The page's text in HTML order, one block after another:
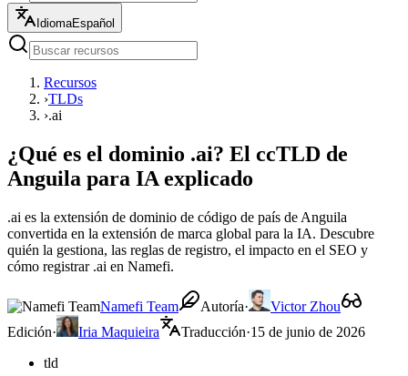
IdiomaEspañol
Recursos
›TLDs
›.ai
¿Qué es el dominio .ai? El ccTLD de
Anguila para IA explicado
.ai es la extensión de dominio de código de país de Anguila
convertida en la extensión de marca global para la IA. Descubre
quién la gestiona, las reglas de registro, el impacto en el SEO y
cómo registrar .ai en Namefi.
Namefi Team Autoría·
Victor Zhou
Edición· Iria Maquieira Traducción·15 de junio de 2026
tld